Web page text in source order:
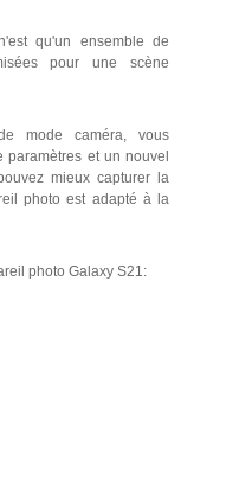
qu'un ensemble de
pour une scène
mode caméra, vous
et un nouvel
mieux capturer la
photo est adapté à la
photo Galaxy S21: